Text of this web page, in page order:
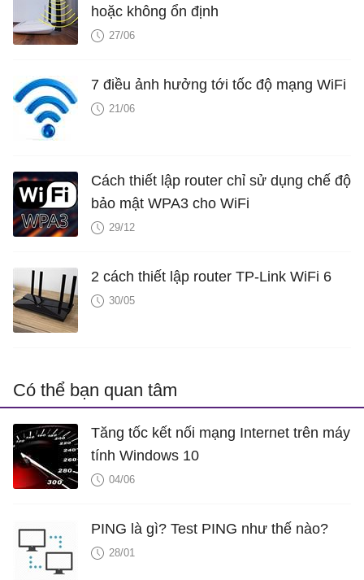
hoặc không ổn định
27/06
7 điều ảnh hưởng tới tốc độ mạng WiFi
21/06
Cách thiết lập router chỉ sử dụng chế độ
bảo mật WPA3 cho WiFi
29/12
2 cách thiết lập router TP-Link WiFi 6
30/05
Có thể bạn quan tâm
Tăng tốc kết nối mạng Internet trên máy
tính Windows 10
04/06
PING là gì? Test PING như thế nào?
28/01